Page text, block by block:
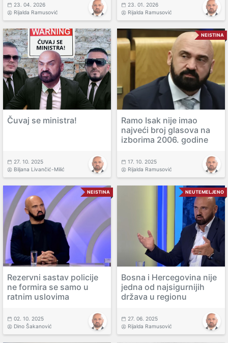
23. 04. 2026
Rijalda Ramusović
23. 01. 2026
Rijalda Ramusović
Čuvaj se ministra!
27. 10. 2025
Biljana Livančić-Milić
NEISTINA
Ramo Isak nije imao
najveći broj glasova na
izborima 2006. godine
17. 10. 2025
Rijalda Ramusović
NEISTINA
Rezervni sastav policije
ne formira se samo u
ratnim uslovima
02. 10. 2025
Dino Šakanović
NEUTEMELJENO
Bosna i Hercegovina nije
jedna od najsigurnijih
država u regionu
27. 06. 2025
Rijalda Ramusović